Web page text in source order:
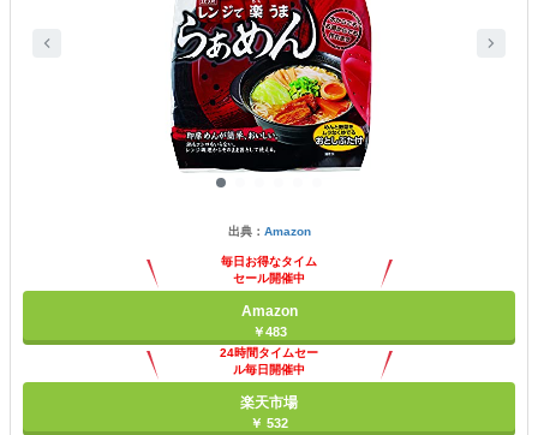
出典： Amazon
毎日お得なタイム
セール開催中
Amazon
￥483
24時間タイムセー
ル毎日開催中
楽天市場
￥ 532